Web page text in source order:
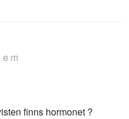
m
finns hormonet ?